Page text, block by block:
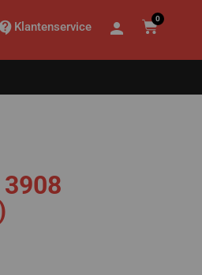
Klantenservice
0
3908